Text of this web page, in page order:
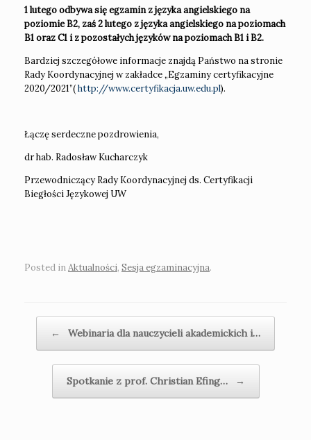
1 lutego odbywa się egzamin z języka angielskiego na
poziomie B2, zaś 2 lutego z języka angielskiego na poziomach
B1 oraz C1 i z pozostałych języków na poziomach B1 i B2.
Bardziej szczegółowe informacje znajdą Państwo na stronie
Rady Koordynacyjnej w zakładce „Egzaminy certyfikacyjne
2020/2021”(http://www.certyfikacja.uw.edu.pl).
Łączę serdeczne pozdrowienia,
dr hab. Radosław Kucharczyk
Przewodniczący Rady Koordynacyjnej ds. Certyfikacji
Biegłości Językowej UW
Posted inAktualności, Sesja egzaminacyjna.
← Webinaria dla nauczycieli akademickich i…
Spotkanie z prof. Christian Efing… →